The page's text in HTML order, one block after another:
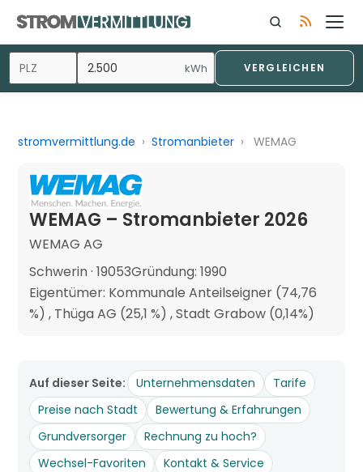
kWh VERGLEICHEN
stromvermittlung.de › Stromanbieter › WEMAG
WEMAG – Stromanbieter 2026
WEMAG AG
Schwerin · 19053Gründung: 1990
Eigentümer: Kommunale Anteilseigner (74,76
%) , Thüga AG (25,1 %) , Stadt Grabow (0,14%)
Auf dieser Seite: Unternehmensdaten
Tarife
Preise nach Stadt
Bewertung & Erfahrungen
Grundversorger
Rechnung zu hoch?
Wechsel-Favoriten
Kontakt & Service